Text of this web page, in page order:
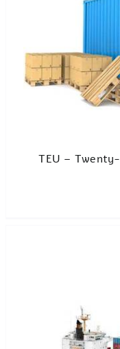
נפח של מכולה נמדד ביחידות ששמן TEU – Twenty-